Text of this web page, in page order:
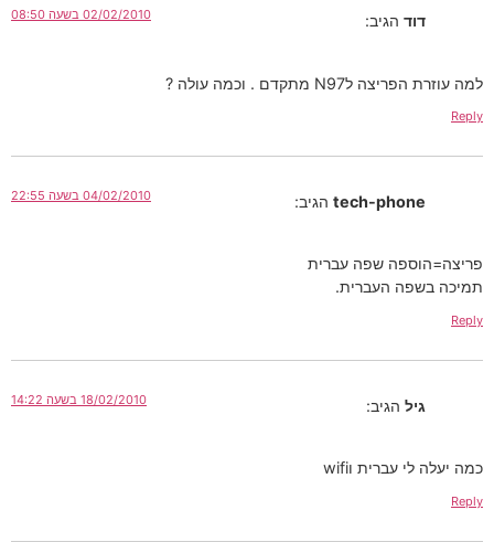
דוד הגיב: 02/02/2010 בשעה 08:50
למה עוזרת הפריצה לN97 מתקדם . וכמה עולה ?
Reply
tech-phone הגיב: 04/02/2010 בשעה 22:55
פריצה=הוספה שפה עברית
תמיכה בשפה העברית.
Reply
גיל הגיב: 18/02/2010 בשעה 14:22
כמה יעלה לי עברית וwifi
Reply